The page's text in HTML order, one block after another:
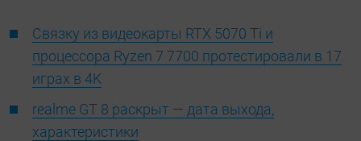
Связку из видеокарты RTX 5070 Ti и
процессора Ryzen 7 7700 протестировали в 17
играх в 4K
realme GT 8 раскрыт — дата выхода,
характеристики